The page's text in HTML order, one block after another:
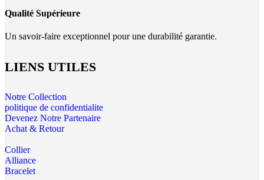
Qualité Supérieure
Un savoir-faire exceptionnel pour une durabilité garantie.
LIENS UTILES
Notre Collection
politique de confidentialite
Devenez Notre Partenaire
Achat & Retour
Collier
Alliance
Bracelet